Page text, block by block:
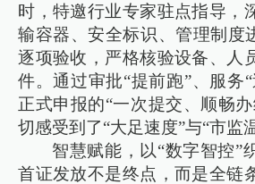
时，特邀行业专家驻点指导，
输容器、安全标识、管理制度
逐项验收，严格核验设备、人
件。通过审批“提前跑”、服务
正式申报的“一次提交、顺畅
切感受到了“大足速度”与“市监
智慧赋能，以“数字智控”
首证发放不是终点，而是全链